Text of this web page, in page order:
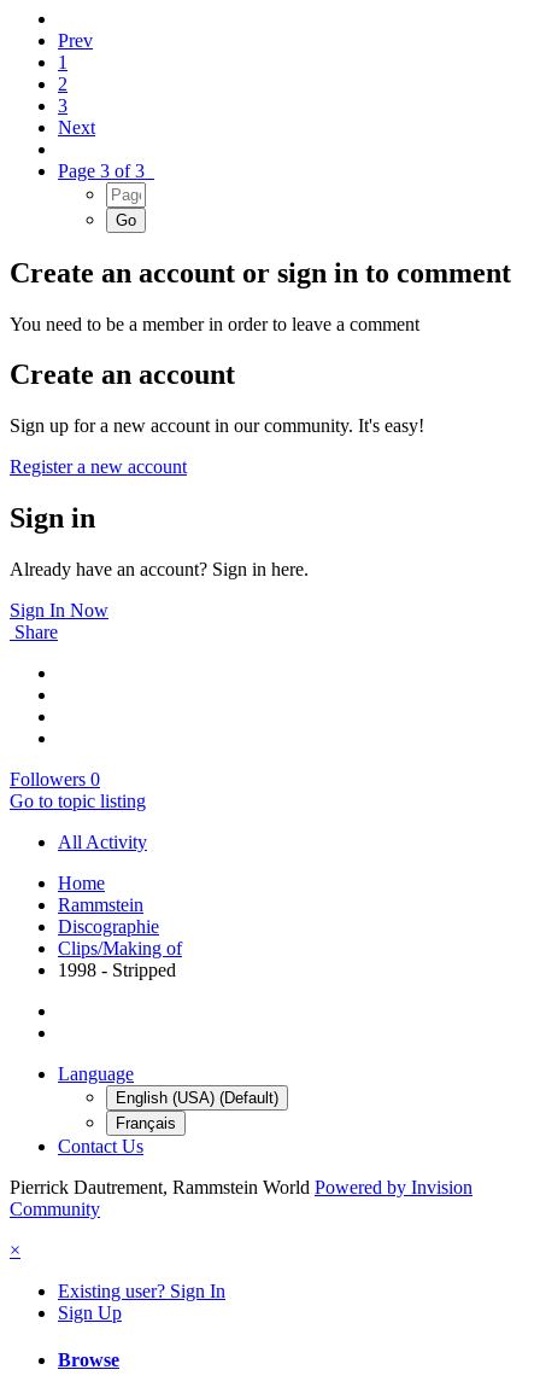
Prev
1
2
3
Next
Page 3 of 3
Create an account or sign in to comment
You need to be a member in order to leave a comment
Create an account
Sign up for a new account in our community. It's easy!
Register a new account
Sign in
Already have an account? Sign in here.
Sign In Now
Share
Followers 0
Go to topic listing
All Activity
Home
Rammstein
Discographie
Clips/Making of
1998 - Stripped
Language
English (USA) (Default)
Français
Contact Us
Pierrick Dautrement, Rammstein World Powered by Invision
Community
×
Existing user? Sign In
Sign Up
Browse